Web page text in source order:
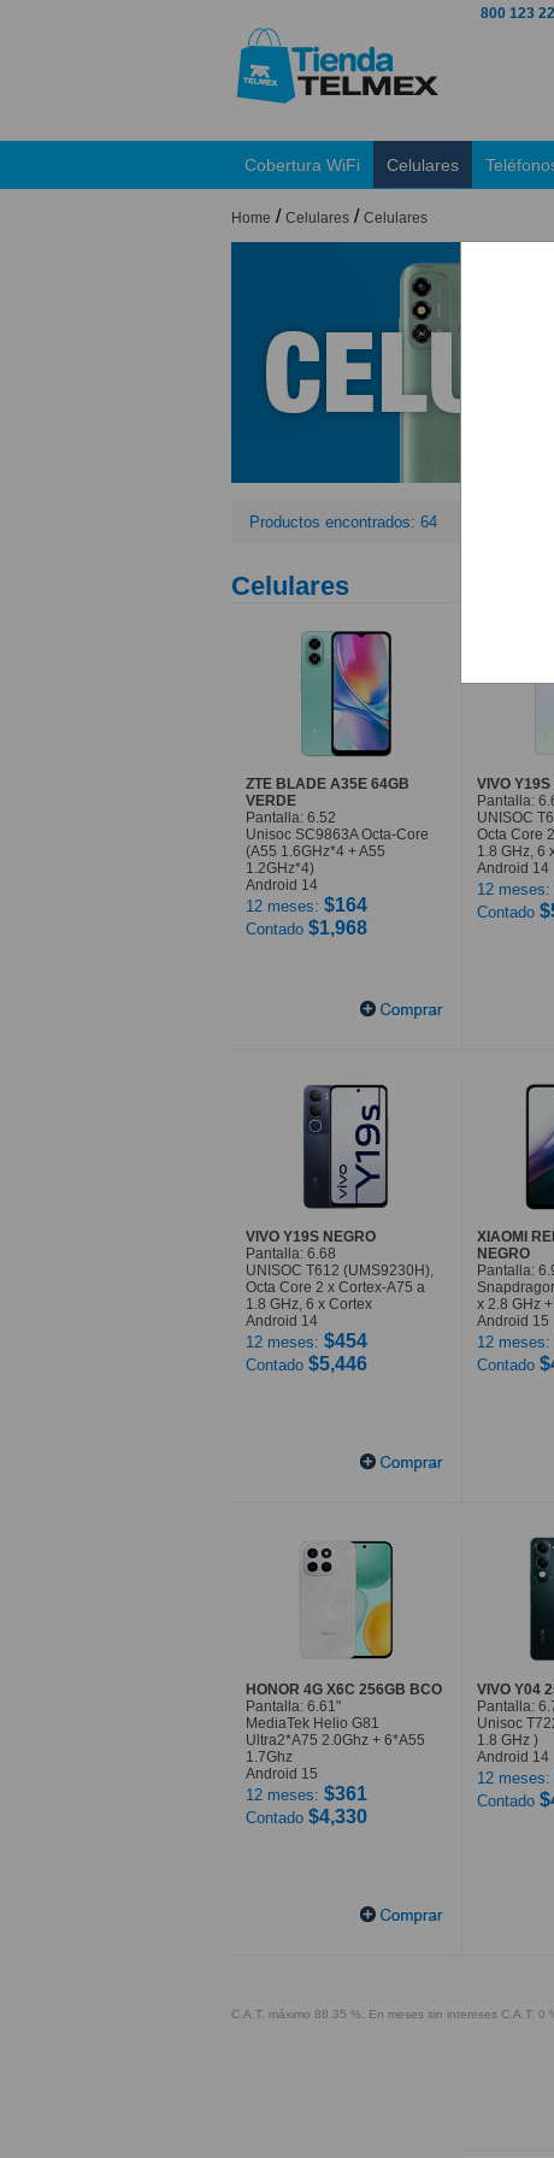
800 123
Cobertura WiFi Celulares
Home / Celulares / Celulares
Productos encontrados: 64
Celulares
ZTE BLADE A35E 64GB
VERDE
Pantalla: 6.52
Unisoc SC9863A Octa-Core
(A55 1.6GHz*4 + A55
1.2GHz*4)
Android 14
12 meses: $164
Contado $1,968
VIVO Y19S
Pantalla:
UNISOC
Octa Core
1.8 GHz, 6
Android 14
12 meses:
Contado
VIVO Y19S NEGRO
Pantalla: 6.68
UNISOC T612 (UMS9230H),
Octa Core 2 x Cortex-A75 a
1.8 GHz, 6 x Cortex
Android 14
12 meses: $454
Contado $5,446
XIAOMI
NEGRO
Pantalla:
x 2.8 GHz
Android 15
12 meses:
Contado
HONOR 4G X6C 256GB BCO
Pantalla: 6.61"
MediaTek Helio G81
Ultra2*A75 2.0Ghz + 6*A55
1.7Ghz
Android 15
12 meses: $361
Contado $4,330
VIVO Y04
Pantalla:
Unisoc
1.8 GHz )
Android 14
12 meses:
Contado
C.A.T. máximo 88.35 %. En meses sin intereses C.A.T. 0